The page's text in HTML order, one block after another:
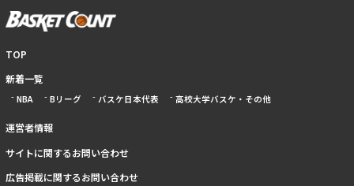
TOP
新着一覧
NBA Bリーグ バスケ日本代表 高校大学バスケ・その他
運営者情報
サイトに関するお問い合わせ
広告掲載に関するお問い合わせ